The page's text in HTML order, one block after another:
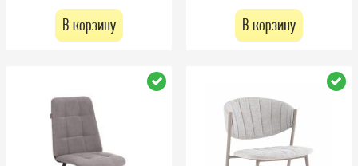
В корзину В корзину